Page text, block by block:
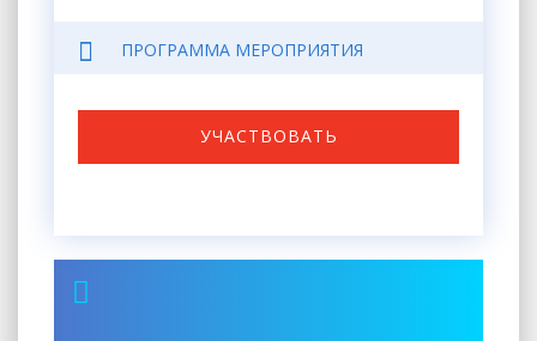
ПРОГРАММА МЕРОПРИЯТИЯ
УЧАСТВОВАТЬ